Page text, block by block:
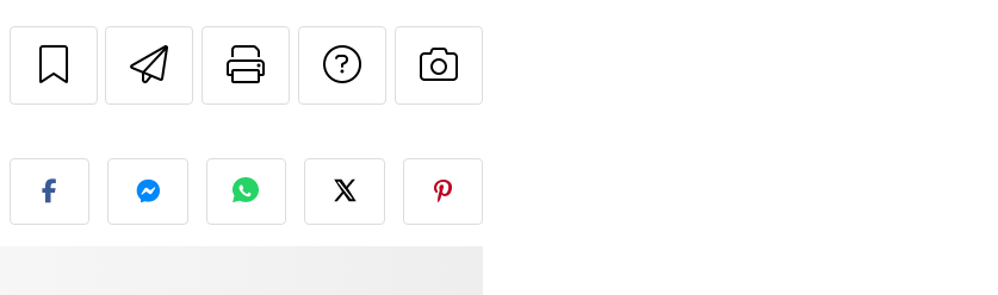
Envoyer cette recette à un ami
Imprimer cette page
Poser une question à l'auteur
Publier votre photo de cette